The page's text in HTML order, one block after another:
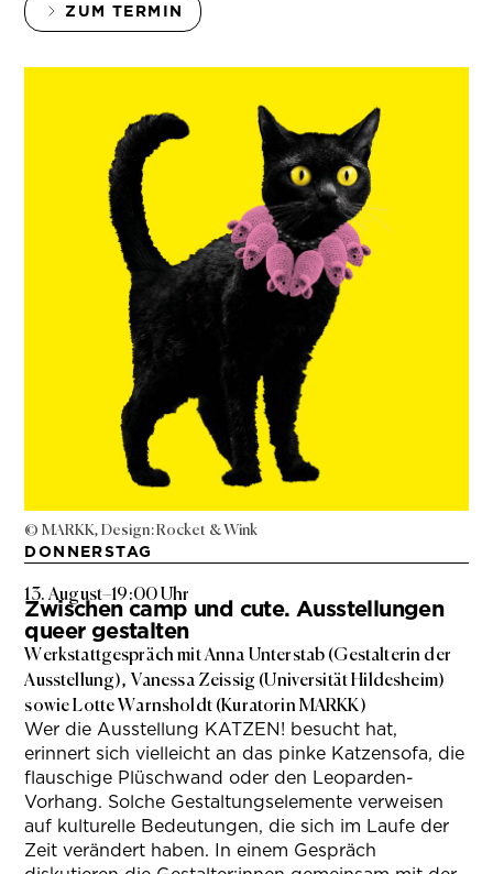
ZUM TERMIN
© MARKK, Design: Rocket & Wink
DONNERSTAG
13. August–19:00 Uhr
Zwischen camp und cute. Ausstellungen
queer gestalten
Werkstattgespräch mit Anna Unterstab (Gestalterin der
Ausstellung), Vanessa Zeissig (Universität Hildesheim)
sowie Lotte Warnsholdt (Kuratorin MARKK)
Wer die Ausstellung KATZEN! besucht hat,
erinnert sich vielleicht an das pinke Katzensofa, die
flauschige Plüschwand oder den Leoparden-
Vorhang. Solche Gestaltungselemente verweisen
auf kulturelle Bedeutungen, die sich im Laufe der
Zeit verändert haben. In einem Gespräch